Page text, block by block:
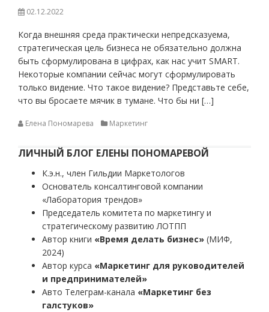
02.12.2022
Когда внешняя среда практически непредсказуема,
стратегическая цель бизнеса не обязательно должна
быть сформулирована в цифрах, как нас учит SMART.
Некоторые компании сейчас могут сформулировать
только видение. Что такое видение? Представьте себе,
что вы бросаете мячик в тумане. Что бы ни […]
Елена Пономарева Маркетинг
ЛИЧНЫЙ БЛОГ ЕЛЕНЫ ПОНОМАРЕВОЙ
К.э.н., член Гильдии Маркетологов
Основатель консалтинговой компании
«Лаборатория трендов»
Председатель комитета по маркетингу и
стратегическому развитию ЛОТПП
Автор книги «Время делать бизнес» (МИФ,
2024)
Автор курса «Маркетинг для руководителей
и предпринимателей»
Авто Телеграм-канала «Маркетинг без
галстуков»